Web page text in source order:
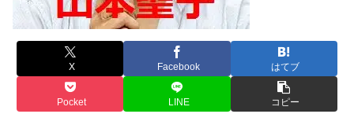
X Facebook はてブ
Pocket LINE コピー